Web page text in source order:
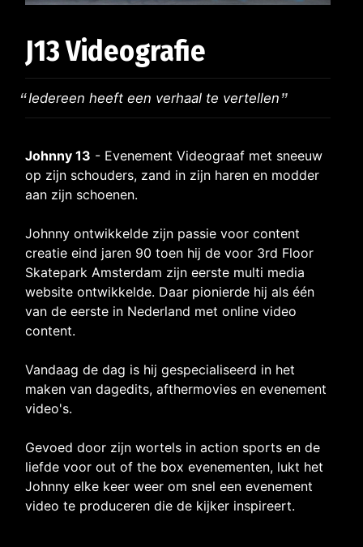
J13 Videografie
Iedereen heeft een verhaal te vertellen
Johnny 13 - Evenement Videograaf met sneeuw
op zijn schouders, zand in zijn haren en modder
aan zijn schoenen.
Johnny ontwikkelde zijn passie voor content
creatie eind jaren 90 toen hij de voor 3rd Floor
Skatepark Amsterdam zijn eerste multi media
website ontwikkelde. Daar pionierde hij als één
van de eerste in Nederland met online video
content.
Vandaag de dag is hij gespecialiseerd in het
maken van dagedits, afthermovies en evenement
video's.
Gevoed door zijn wortels in action sports en de
liefde voor out of the box evenementen, lukt het
Johnny elke keer weer om snel een evenement
video te produceren die de kijker inspireert.